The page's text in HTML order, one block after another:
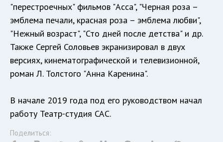
"перестроечных" фильмов "Асса", "Черная роза –
эмблема печали, красная роза – эмблема любви",
"Нежный возраст", "Сто дней после детства" и др.
Также Сергей Соловьев экранизировал в двух
версиях, кинематографической и телевизионной,
роман Л. Толстого "Анна Каренина".
В начале 2019 года под его руководством начал
работу Театр-студия САС.
Поделиться: